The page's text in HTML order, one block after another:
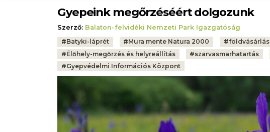
Gyepeink megőrzéséért dolgozunk
Szerző: Balaton-felvidéki Nemzeti Park Igazgatóság
Tags:
#Batyki-láprét #Mura mente Natura 2000 #földvásárlás
#Élőhely-megőrzés és helyreállítás #szarvasmarhatartás
#Gyepvédelmi Információs Központ